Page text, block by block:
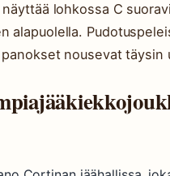
lohkossa C
alapuolella.
nousevat täysin